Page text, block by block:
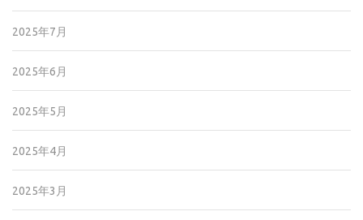
2025年7月
2025年6月
2025年5月
2025年4月
2025年3月